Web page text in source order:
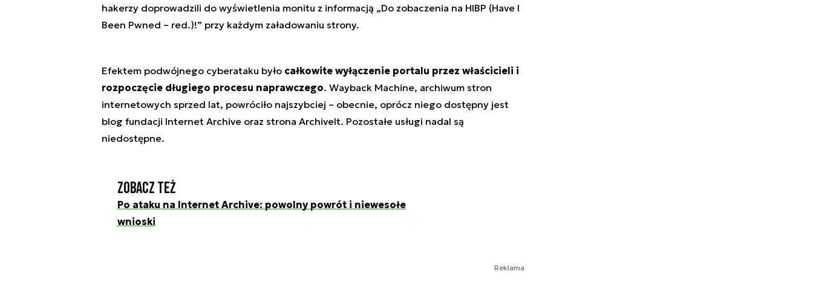
hakerzy doprowadzili do wyświetlenia monitu z informacją „Do zobaczenia na HIBP (Have I
Been Pwned – red.)!” przy każdym załadowaniu strony.
Efektem podwójnego cyberataku było całkowite wyłączenie portalu przez właścicieli i
rozpoczęcie długiego procesu naprawczego. Wayback Machine, archiwum stron
internetowych sprzed lat, powróciło najszybciej – obecnie, oprócz niego dostępny jest
blog fundacji Internet Archive oraz strona ArchiveIt. Pozostałe usługi nadal są
niedostępne.
Zobacz też
Po ataku na Internet Archive: powolny powrót i niewesołe
wnioski
Reklama